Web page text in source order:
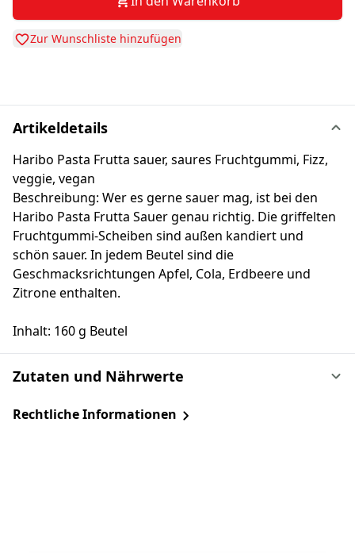
Zur Wunschliste hinzufügen
Artikeldetails
Haribo Pasta Frutta sauer, saures Fruchtgummi, Fizz,
veggie, vegan
Beschreibung: Wer es gerne sauer mag, ist bei den
Haribo Pasta Frutta Sauer genau richtig. Die griffelten
Fruchtgummi-Scheiben sind außen kandiert und
schön sauer. In jedem Beutel sind die
Geschmacksrichtungen Apfel, Cola, Erdbeere und
Zitrone enthalten.
Inhalt: 160 g Beutel
Zutaten und Nährwerte
Rechtliche Informationen